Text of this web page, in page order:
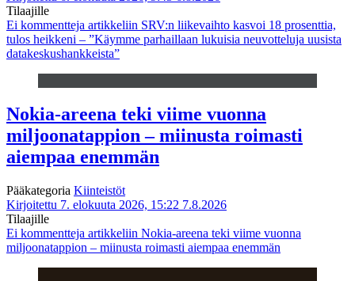
Tilaajille
Ei kommentteja artikkeliin SRV:n liikevaihto kasvoi 18 prosenttia,
tulos heikkeni – ”Käymme parhaillaan lukuisia neuvotteluja uusista
datakeskushankkeista”
Nokia-areena teki viime vuonna
miljoonatappion – miinusta roimasti
aiempaa enemmän
Pääkategoria Kiinteistöt
Kirjoitettu 7. elokuuta 2026, 15:22 7.8.2026
Tilaajille
Ei kommentteja artikkeliin Nokia-areena teki viime vuonna
miljoonatappion – miinusta roimasti aiempaa enemmän